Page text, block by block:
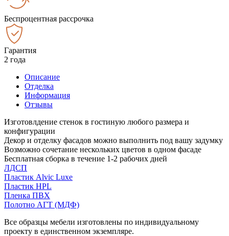
Беспроцентная рассрочка
Гарантия
2 года
Описание
Отделка
Информация
Отзывы
Изготовлдение стенок в гостиную любого размера и
конфигурации
Декор и отделку фасадов можно выполнить под вашу задумку
Возможно сочетание нескольких цветов в одном фасаде
Бесплатная сборка в течение 1-2 рабочих дней
ЛДСП
Пластик Alvic Luxe
Пластик HPL
Пленка ПВХ
Полотно АГТ (МДФ)
Все образцы мебели изготовлены по индивидуальному
проекту в единственном экземпляре.